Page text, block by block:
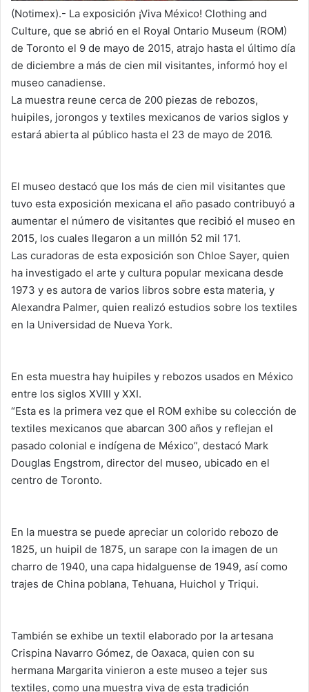
(Notimex).- La exposición ¡Viva México! Clothing and
Culture, que se abrió en el Royal Ontario Museum (ROM)
de Toronto el 9 de mayo de 2015, atrajo hasta el último día
de diciembre a más de cien mil visitantes, informó hoy el
museo canadiense.
La muestra reune cerca de 200 piezas de rebozos,
huipiles, jorongos y textiles mexicanos de varios siglos y
estará abierta al público hasta el 23 de mayo de 2016.
El museo destacó que los más de cien mil visitantes que
tuvo esta exposición mexicana el año pasado contribuyó a
aumentar el número de visitantes que recibió el museo en
2015, los cuales llegaron a un millón 52 mil 171.
Las curadoras de esta exposición son Chloe Sayer, quien
ha investigado el arte y cultura popular mexicana desde
1973 y es autora de varios libros sobre esta materia, y
Alexandra Palmer, quien realizó estudios sobre los textiles
en la Universidad de Nueva York.
En esta muestra hay huipiles y rebozos usados en México
entre los siglos XVIII y XXI.
“Esta es la primera vez que el ROM exhibe su colección de
textiles mexicanos que abarcan 300 años y reflejan el
pasado colonial e indígena de México”, destacó Mark
Douglas Engstrom, director del museo, ubicado en el
centro de Toronto.
En la muestra se puede apreciar un colorido rebozo de
1825, un huipil de 1875, un sarape con la imagen de un
charro de 1940, una capa hidalguense de 1949, así como
trajes de China poblana, Tehuana, Huichol y Triqui.
También se exhibe un textil elaborado por la artesana
Crispina Navarro Gómez, de Oaxaca, quien con su
hermana Margarita vinieron a este museo a tejer sus
textiles, como una muestra viva de esta tradición